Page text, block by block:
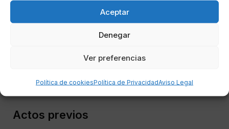
Aceptar
Denegar
Ver preferencias
Política de cookiesPolítica de PrivacidadAviso Legal
Fases del concurso de
acreedores
El procedimiento de concurso de acreedores se
suelen resolverse en cuatro etapas principales:
Actos previos